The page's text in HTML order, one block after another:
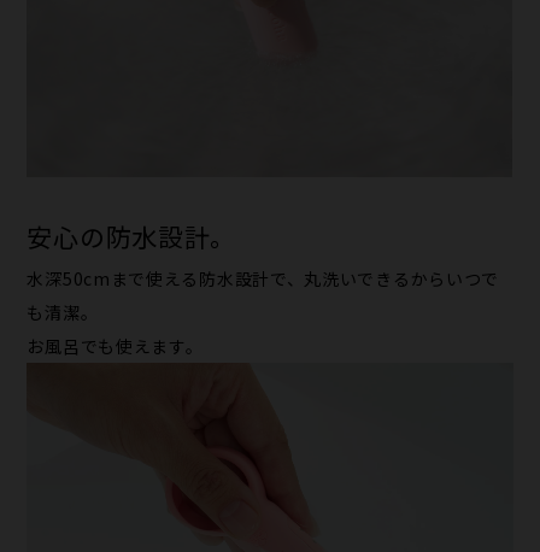
安心の​防水設計。
水深5​0cmまで​使える​防水設計で、丸洗いできるから​いつで
も​清潔。
お風呂でも​使えます。